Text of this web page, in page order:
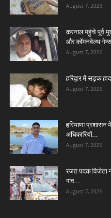
August 7, 2026
करनाल पहुंचे पूर्व
और कॉमनवेल्थ
August 7, 2026
हरिद्वार में सड़क
August 7, 2026
हरियाणा
अधिकारियों...
August 7, 2026
रजत पदक विजेता
गांव...
August 7, 2026